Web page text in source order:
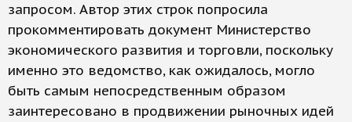
запросом. Автор этих строк попросила
прокомментировать документ Министерство
экономического развития и торговли, поскольку
именно это ведомство, как ожидалось, могло
быть самым непосредственным образом
заинтересовано в продвижении рыночных идей